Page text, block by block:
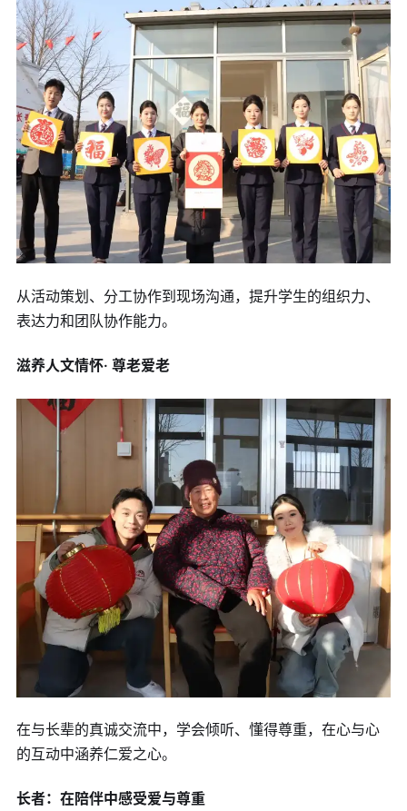
从活动策划、分工协作到现场沟通，提升学生的组织力、
表达力和团队协作能力。
滋养人文情怀· 尊老爱老
在与长辈的真诚交流中，学会倾听、懂得尊重，在心与心
的互动中涵养仁爱之心。
长者：在陪伴中感受爱与尊重